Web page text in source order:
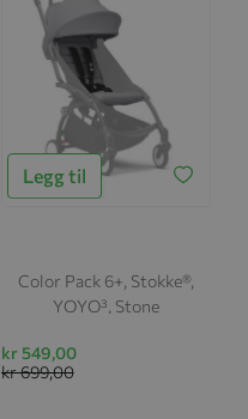
Legg til
Color Pack 6+, Stokke®,
YOYO³, Stone
kr 549,00
kr 699,00